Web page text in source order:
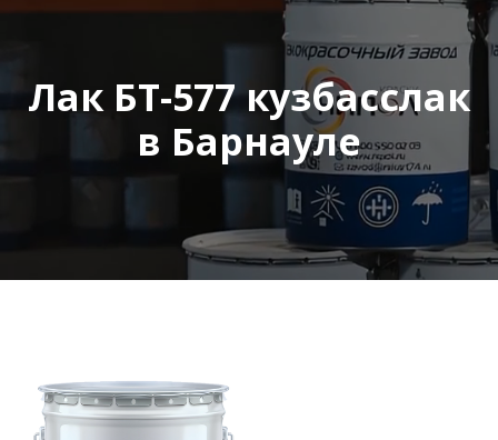
Лак БТ-577 кузбасслак
в Барнауле